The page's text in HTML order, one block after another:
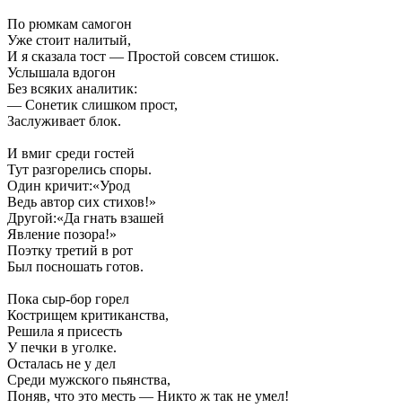
По рюмкам самогон
Уже стоит налитый,
И я сказала тост — Простой совсем стишок.
Услышала вдогон
Без всяких аналитик:
— Сонетик слишком прост,
Заслуживает блок.
И вмиг среди гостей
Тут разгорелись споры.
Один кричит:«Урод
Ведь автор сих стихов!»
Другой:«Да гнать взашей
Явление позора!»
Поэтку третий в рот
Был посношать готов.
Пока сыр-бор горел
Кострищем критиканства,
Решила я присесть
У печки в уголке.
Осталась не у дел
Среди мужского пьянства,
Поняв, что это месть — Никто ж так не умел!